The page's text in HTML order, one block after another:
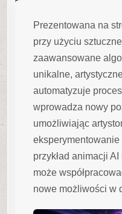
Prezentowana na
przy użyciu
zaawansowane
unikalne,
automatyzuje
wprowadza nowy
umożliwiając
eksperymentowanie
przykład animacji
może
nowe możliwości w